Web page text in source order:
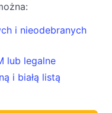
i nieodebranych
lub legalne
i białą listą